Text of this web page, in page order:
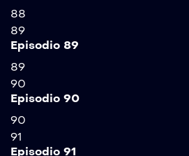
88
89
Episodio 89
89
90
Episodio 90
90
91
Episodio 91